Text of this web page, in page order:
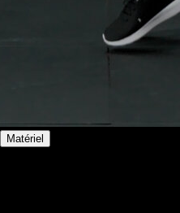
Matériel